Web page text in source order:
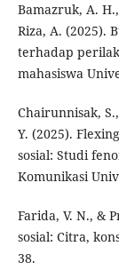
Bamazruk, A.
Riza, A. (2025).
terhadap
mahasiswa
Chairunnisak,
Y. (2025).
sosial: Studi
Komunikasi
Farida, V. N., &
sosial: Citra,
38.